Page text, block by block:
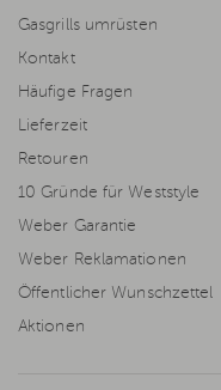
Gasgrills umrüsten
Kontakt
Häufige Fragen
Lieferzeit
Retouren
10 Gründe für Weststyle
Weber Garantie
Weber Reklamationen
Öffentlicher Wunschzettel
Aktionen